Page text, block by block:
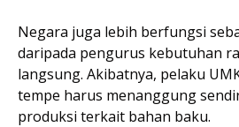
Negara juga lebih berfungsi
daripada pengurus kebutuhan
langsung. Akibatnya, pelaku
tempe harus menanggung
produksi terkait bahan baku.